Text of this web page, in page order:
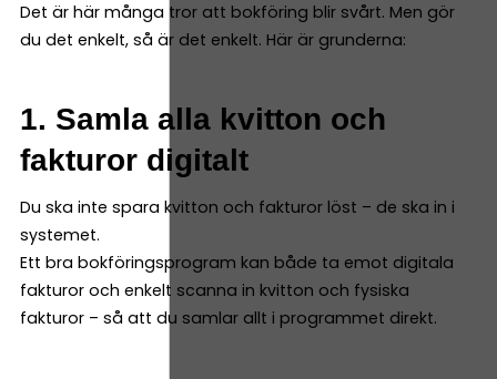
Det är här många tror att bokföring blir svårt. Men gör
du det enkelt, så är det enkelt. Här är grunderna:
1. Samla alla kvitton och
fakturor digitalt
Du ska inte spara kvitton och fakturor löst – de ska in i
systemet.
Ett bra bokföringsprogram kan både ta emot digitala
fakturor och enkelt scanna in kvitton och fysiska
fakturor – så att du samlar allt i programmet direkt.